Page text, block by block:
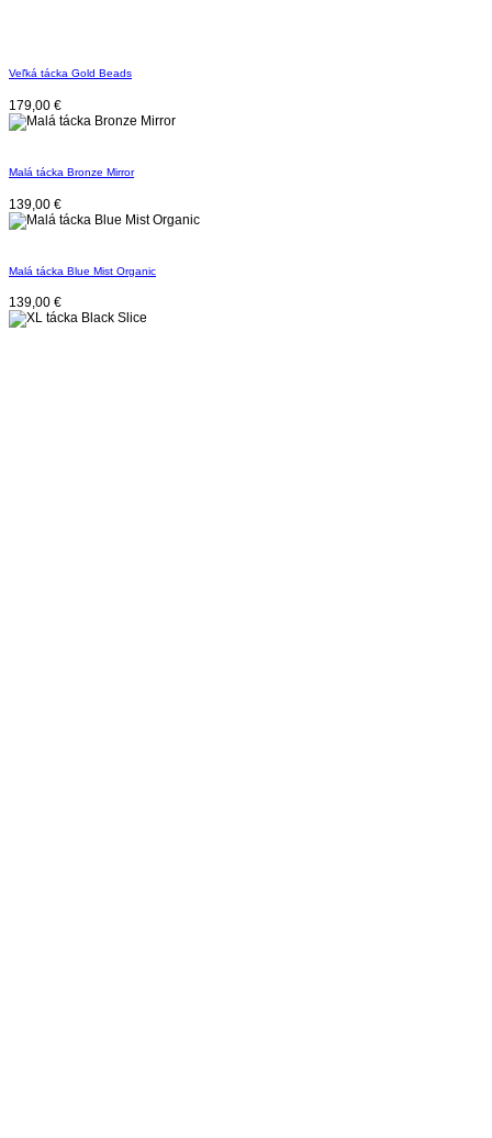
Veľká tácka Gold Beads
179,00 €
Malá tácka Bronze Mirror
139,00 €
Malá tácka Blue Mist Organic
139,00 €